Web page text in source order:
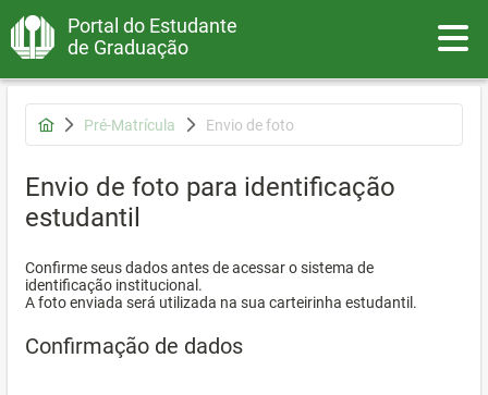
Portal do Estudante
de Graduação
Pré-Matrícula Envio de foto
Envio de foto para identificação
estudantil
Confirme seus dados antes de acessar o sistema de
identificação institucional.
A foto enviada será utilizada na sua carteirinha estudantil.
Confirmação de dados